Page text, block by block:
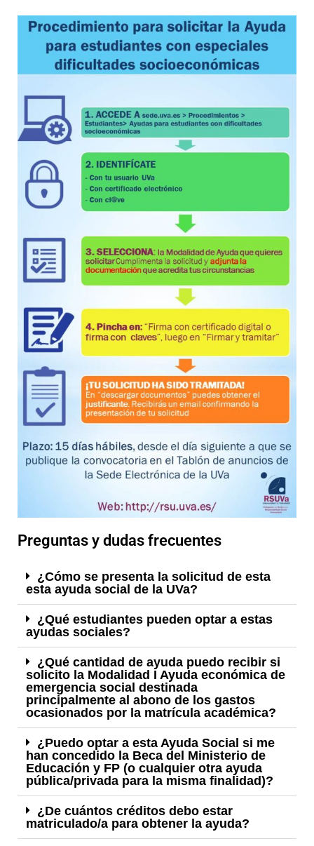
Preguntas y dudas frecuentes
¿Cómo se presenta la solicitud de esta
esta ayuda social de la UVa?
¿Qué estudiantes pueden optar a estas
ayudas sociales?
¿Qué cantidad de ayuda puedo recibir si
solicito la Modalidad I Ayuda económica de
emergencia social destinada
principalmente al abono de los gastos
ocasionados por la matrícula académica?
¿Puedo optar a esta Ayuda Social si me
han concedido la Beca del Ministerio de
Educación y FP (o cualquier otra ayuda
pública/privada para la misma finalidad)?
¿De cuántos créditos debo estar
matriculado/a para obtener la ayuda?